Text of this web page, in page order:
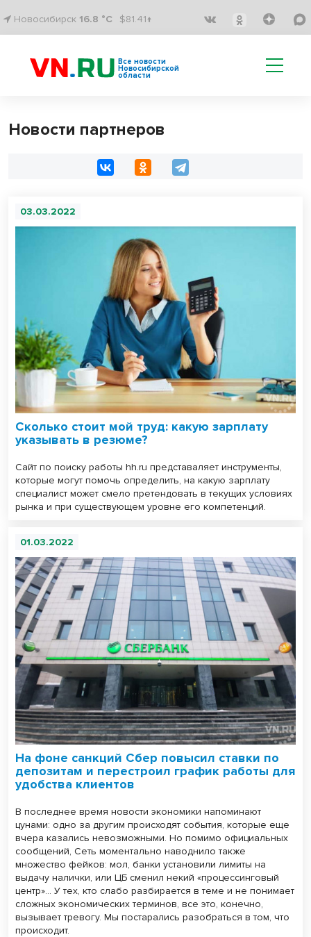
Новосибирск 16.8 °C $81.41↑
Все новости
Новосибирской
области
Новости партнеров
03.03.2022
Сколько стоит мой труд: какую зарплату
указывать в резюме?
Сайт по поиску работы hh.ru представаляет инструменты,
которые могут помочь определить, на какую зарплату
специалист может смело претендовать в текущих условиях
рынка и при существующем уровне его компетенций.
01.03.2022
На фоне санкций Сбер повысил ставки по
депозитам и перестроил график работы для
удобства клиентов
В последнее время новости экономики напоминают
цунами: одно за другим происходят события, которые еще
вчера казались невозможными. Но помимо официальных
сообщений, Сеть моментально наводнило также
множество фейков: мол, банки установили лимиты на
выдачу налички, или ЦБ сменил некий «процессинговый
центр»… У тех, кто слабо разбирается в теме и не понимает
сложных экономических терминов, все это, конечно,
вызывает тревогу. Мы постарались разобраться в том, что
происходит.